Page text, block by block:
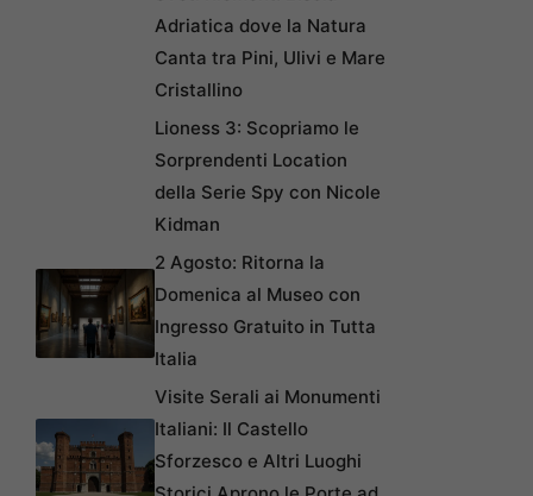
Adriatica dove la Natura
Canta tra Pini, Ulivi e Mare
Cristallino
Lioness 3: Scopriamo le
Sorprendenti Location
della Serie Spy con Nicole
Kidman
2 Agosto: Ritorna la
Domenica al Museo con
Ingresso Gratuito in Tutta
Italia
Visite Serali ai Monumenti
Italiani: Il Castello
Sforzesco e Altri Luoghi